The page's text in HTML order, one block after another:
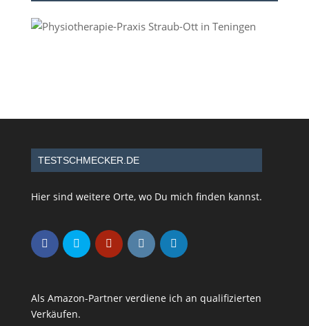
TESTSCHMECKER.DE
Hier sind weitere Orte, wo Du mich finden kannst.
Als Amazon-Partner verdiene ich an qualifizierten
Verkäufen.